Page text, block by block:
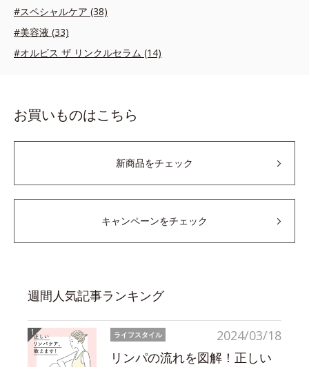
#スペシャルケア (38)
#美容液 (33)
#オルビス ザ リンクルセラム (14)
お買いものはこちら
新商品をチェック
キャンペーンをチェック
週間人気記事ランキング
2024/03/18
ライフスタイル
リンパの流れを図解！正しい